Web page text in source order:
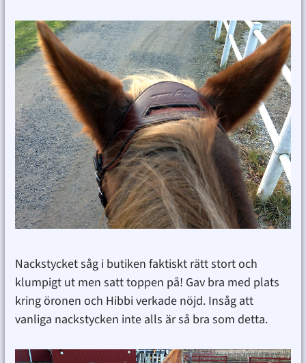
Nackstycket såg i butiken faktiskt rätt stort och
klumpigt ut men satt toppen på! Gav bra med plats
kring öronen och Hibbi verkade nöjd. Insåg att
vanliga nackstycken inte alls är så bra som detta.